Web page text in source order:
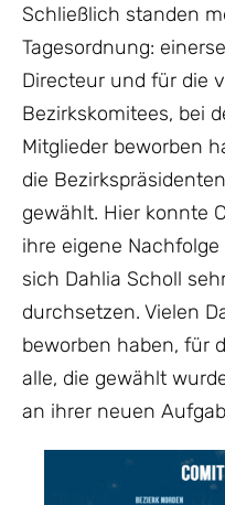
Schließlich standen
Tagesordnung:
Directeur und für die
Bezirkskomitees, bei
Mitglieder beworben
die
gewählt. Hier konnte
ihre eigene
sich Dahlia Scholl
durchsetzen. Vielen
beworben haben, für
alle, die gewählt
an ihrer neuen